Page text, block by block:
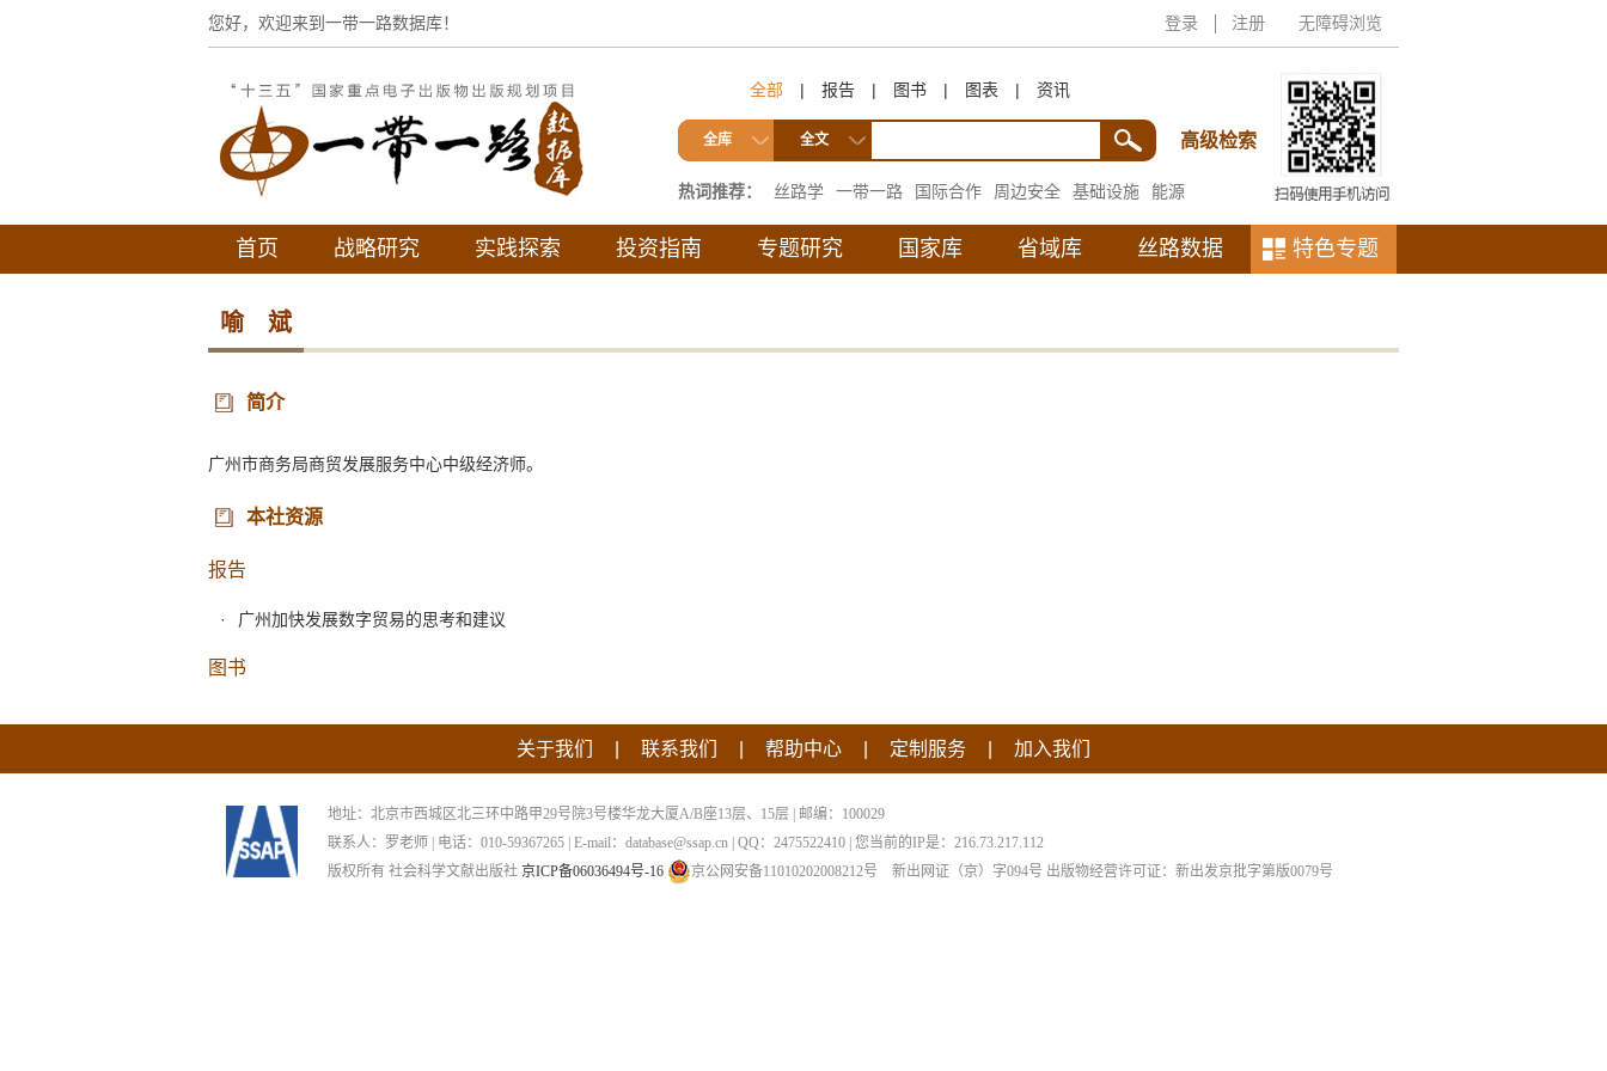
登录 注册 无障碍浏览
您好，欢迎来到一带一路数据库！
全部 | 报告 | 图书 | 图表 | 资讯
全库 全文 高级检索
热词推荐： 丝路学 一带一路 国际合作 周边安全 基础设施
能源
互联互通
首页 战略研究 实践探索 投资指南 专题研究 国家库 省域库 丝路数据 特色专题
喻 斌
简介
广州市商务局商贸发展服务中心中级经济师。
本社资源
报告
广州加快发展数字贸易的思考和建议
图书
关于我们 联系我们 帮助中心 定制服务 加入我们
地址：北京市西城区北三环中路甲29号院3号楼华龙大厦A/B座13层、15层 | 邮编：100029
联系人：罗老师 | 电话：010-59367265 | E-mail：database@ssap.cn | QQ：2475522410 | 您当前的IP是： 216.73.217.112
版权所有 社会科学文献出版社 京ICP备06036494号-16 京公网安备11010202008212号 新出网证（京）字094号 出版物经营许可证：新出发京批字第版0079号